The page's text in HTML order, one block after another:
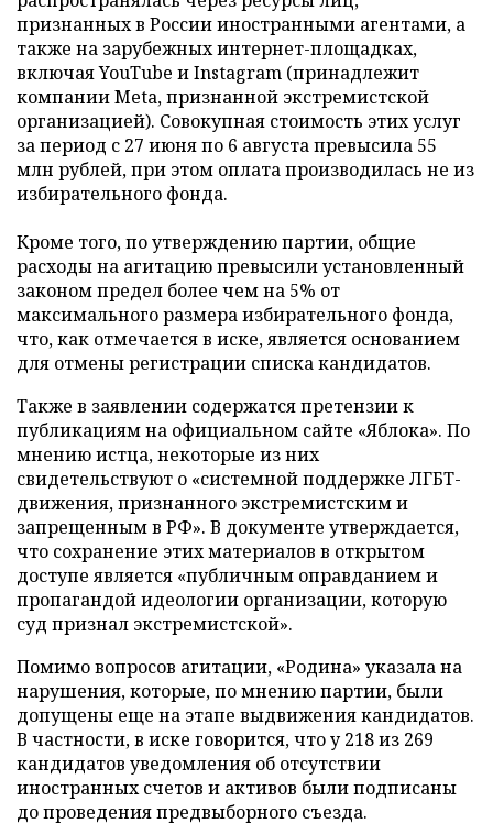
признанных в России иностранными агентами, а
также на зарубежных интернет-площадках,
включая YouTube и Instagram (принадлежит
компании Meta, признанной экстремистской
организацией). Совокупная стоимость этих услуг
за период с 27 июня по 6 августа превысила 55
млн рублей, при этом оплата производилась не из
избирательного фонда.
Кроме того, по утверждению партии, общие
расходы на агитацию превысили установленный
законом предел более чем на 5% от
максимального размера избирательного фонда,
что, как отмечается в иске, является основанием
для отмены регистрации списка кандидатов.
Также в заявлении содержатся претензии к
публикациям на официальном сайте «Яблока». По
мнению истца, некоторые из них
свидетельствуют о «системной поддержке ЛГБТ-
движения, признанного экстремистским и
запрещенным в РФ». В документе утверждается,
что сохранение этих материалов в открытом
доступе является «публичным оправданием и
пропагандой идеологии организации, которую
суд признал экстремистской».
Помимо вопросов агитации, «Родина» указала на
нарушения, которые, по мнению партии, были
допущены еще на этапе выдвижения кандидатов.
В частности, в иске говорится, что у 218 из 269
кандидатов уведомления об отсутствии
иностранных счетов и активов были подписаны
до проведения предвыборного съезда.